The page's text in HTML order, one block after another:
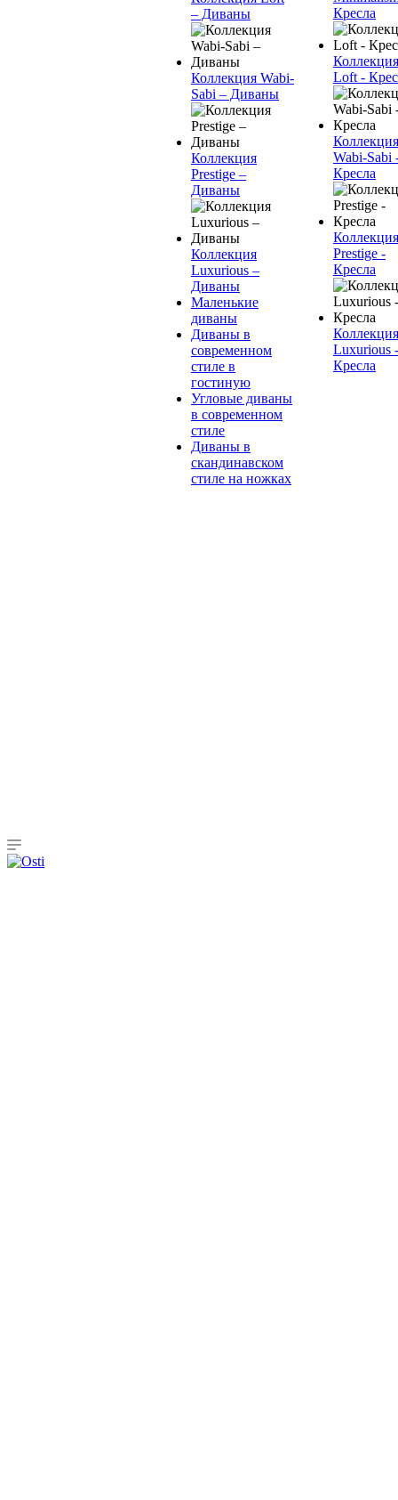
– Диваны
Коллекция Wabi-
Sabi – Диваны
Коллекция
Prestige –
Диваны
Коллекция
Luxurious –
Диваны
Маленькие
диваны
Диваны в
современном
стиле в
гостиную
Угловые диваны
в современном
стиле
Диваны в
скандинавском
стиле на ножках
Кресла
Коллекция
Loft -
Коллекция
Wabi-Sabi
Кресла
Коллекция
Prestige -
Кресла
Коллекция
Luxurious -
Кресла